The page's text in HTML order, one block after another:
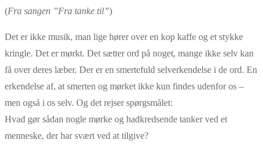
(Fra sangen ”Fra tanke til”)
Det er ikke musik, man lige hører over en kop kaffe og et stykke
kringle. Det er mørkt. Det sætter ord på noget, mange ikke selv kan
få over deres læber. Der er en smertefuld selverkendelse i de ord. En
erkendelse af, at smerten og mørket ikke kun findes udenfor os –
men også i os selv. Og det rejser spørgsmålet:
Hvad gør sådan nogle mørke og hadkredsende tanker ved et
menneske, der har svært ved at tilgive?